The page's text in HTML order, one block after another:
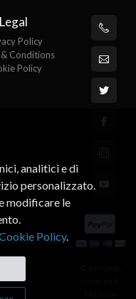
Legal
Policy
Conditions
Policy
analitici e di
personalizzato.
modificare le
Policy.